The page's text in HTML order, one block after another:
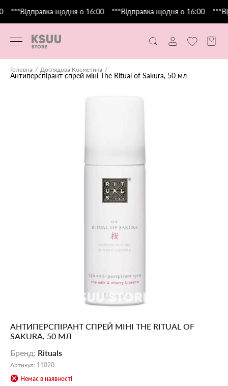
***Відправка щодня о 16:00 ***Відправка щодня о 16:00
Головна Доглядова Косметика
Антиперспірант спрей міні The Ritual of Sakura, 50 мл
АНТИПЕРСПІРАНТ СПРЕЙ МІНІ THE RITUAL OF
SAKURA, 50 МЛ
Бренд: Rituals
Артикул: 11020
Немає в наявності